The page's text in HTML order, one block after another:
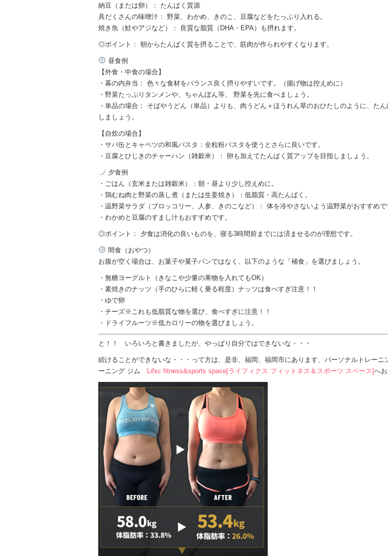
納豆（または卵）： たんぱく質源
具だくさんの味噌汁： 野菜、わかめ、きのこ、豆腐などをたっぷり入れる。
焼き魚（鮭やアジなど）： 良質な脂質（DHA・EPA）も摂れます。
◎ポイント： 朝からたんぱく質を摂ることで、筋肉が作られやすくなります。
昼食例
【外食・中食の場合】
・幕の内弁当： 色々な食材をバランス良く摂りやすいです。（揚げ物は控えめに）
・野菜たっぷりタンメンや、ちゃんぽん等、 野菜を先に食べましょう。
・単品の場合： そばやうどん（単品）よりも、肉うどん＋ほうれん草のおひたしのように、た
しましょう。
【自炊の場合】
・サバ缶とキャベツの和風パスタ：全粒粉パスタを使うとさらに良いです。
・豆腐とひじきのチャーハン（雑穀米）： 卵も加えてたんぱく質アップを目指しましょう。
夕食例
・ごはん（玄米または雑穀米）：朝・昼より少し控えめに。
・鶏むね肉と野菜の蒸し煮（または生姜焼き）：低脂質・高たんぱく。
・温野菜サラダ（ブロッコリー、人参、きのこなど）： 体を冷やさないよう温野菜がおすすめで
・わかめと豆腐のすまし汁もおすすめです。
◎ポイント： 夕食は消化の良いものを、寝る3時間前までには済ませるのが理想です。
間食（おやつ）
お腹が空く場合は、お菓子や菓子パンではなく、以下のような「補食」を選びましょう。
・無糖ヨーグルト（きなこや少量の果物を入れてもOK）
・素焼きのナッツ（手のひらに軽く乗る程度）ナッツは食べすぎ注意！！
・ゆで卵
・チーズ※これも低脂質な物を選び、食べすぎに注意！！
・ドライフルーツ※低カロリーの物を選びましょう。
と！！ いろいろと書きましたが、やっぱり自分ではできないな・・・
続けることができないな・・・って方は、是非、福岡、福岡市にあります、パーソナルトレーニ
ーニング ジム Lifxc fitness&sports space[ライフィクス フィットネス＆スポーツ スペース]へ